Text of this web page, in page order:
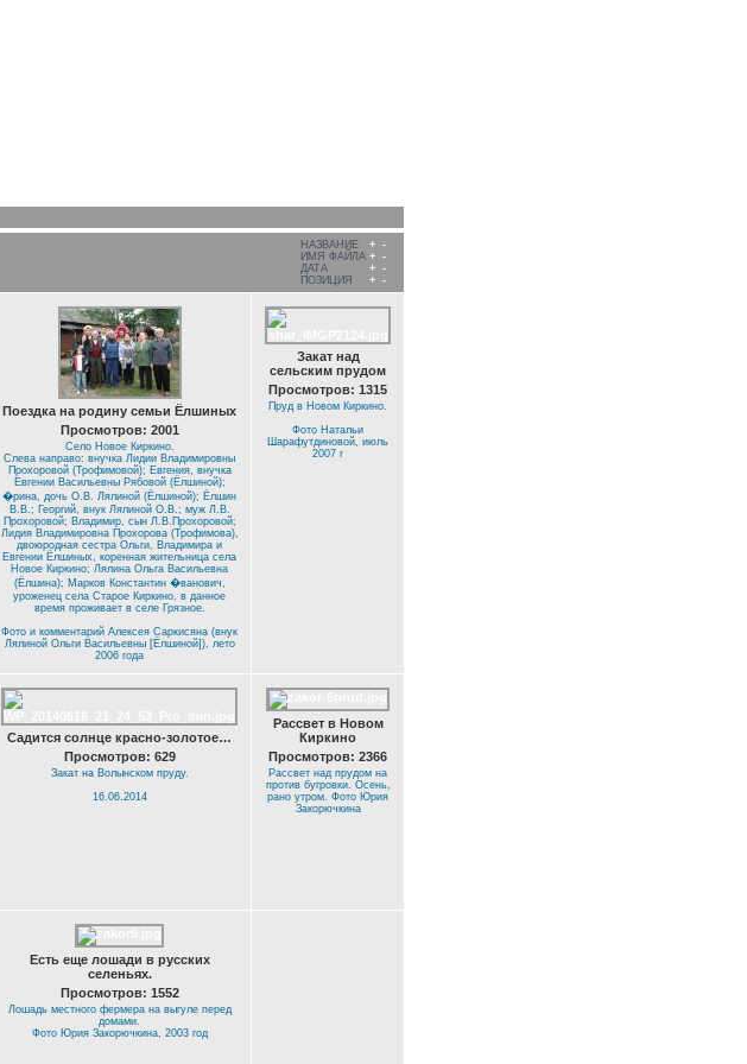
НАЗВАНИЕ + -
ИМЯ ФАЙЛА + -
ДАТА
+ -
ПОЗИЦИЯ
+ -
Поездка на родину семьи Ёлшиных
Просмотров: 2001
Село Новое Киркино.
Слева направо: внучка Лидии Владимировны
Прохоровой (Трофимовой); Евгения, внучка
Евгении Васильевны Рябовой (Ёлшиной);
�рина, дочь О.В. Лялиной (Ёлшиной); Ёлшин
В.В.; Георгий, внук Лялиной О.В.; муж Л.В.
Прохоровой; Владимир, сын Л.В.Прохоровой;
Лидия Владимировна Прохорова (Трофимова),
двоюродная сестра Ольги, Владимира и
Евгении Ёлшиных, коренная жительница села
Новое Киркино; Лялина Ольга Васильевна
(Ёлшина); Марков Константин �ванович,
уроженец села Старое Киркино, в данное
время проживает в селе Грязное.
Фото и комментарий Алексея Саркисяна (внук
Лялиной Ольги Васильевны [Ёлшиной]), лето
2006 года
Закат над
сельским прудом
Просмотров: 1315
Пруд в Новом Киркино.
Фото Натальи
Шарафутдиновой, июль
2007 г
Садится солнце красно-золотое…
Просмотров: 629
Закат на Волынском пруду.
16.06.2014
Рассвет в Новом
Киркино
Просмотров: 2366
Рассвет над прудом на
против бугровки. Осень,
рано утром. Фото Юрия
Закорючкина
Есть еще лошади в русских
селеньях.
Просмотров: 1552
Лошадь местного фермера на выгуле перед
домами.
Фото Юрия Закорючкина, 2003 год